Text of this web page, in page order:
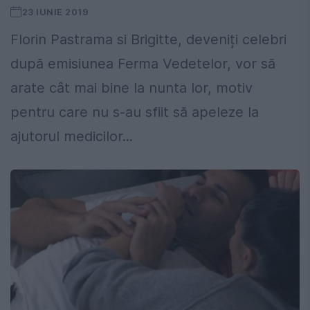
23 IUNIE 2019
Florin Pastrama si Brigitte, deveniți celebri
după emisiunea Ferma Vedetelor, vor să
arate cât mai bine la nunta lor, motiv
pentru care nu s-au sfiit să apeleze la
ajutorul medicilor...